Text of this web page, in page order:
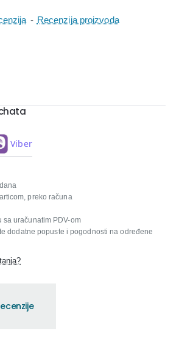
- Recenzija proizvoda
Viber
preko računa
sa uračunatim PDV-om
dodatne popuste i pogodnosti na određene